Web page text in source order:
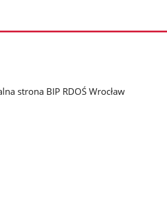
strona BIP RDOŚ Wrocław